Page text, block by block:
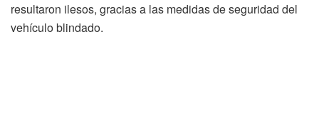
resultaron ilesos, gracias a las medidas de seguridad del
vehículo blindado.